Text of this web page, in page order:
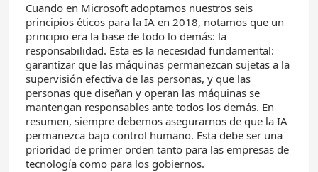
Cuando en Microsoft adoptamos nuestros seis
principios éticos para la IA en 2018, notamos que un
principio era la base de todo lo demás: la
responsabilidad. Esta es la necesidad fundamental:
garantizar que las máquinas permanezcan sujetas a la
supervisión efectiva de las personas, y que las
personas que diseñan y operan las máquinas se
mantengan responsables ante todos los demás. En
resumen, siempre debemos asegurarnos de que la IA
permanezca bajo control humano. Esta debe ser una
prioridad de primer orden tanto para las empresas de
tecnología como para los gobiernos.